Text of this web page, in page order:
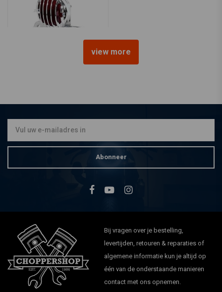
Type Steampunk Chrome
view more
Abonneer
Bij vragen over je bestelling,
levertijden, retouren & reparaties of
algemene informatie kun je altijd op
één van de onderstaande manieren
contact met ons opnemen.